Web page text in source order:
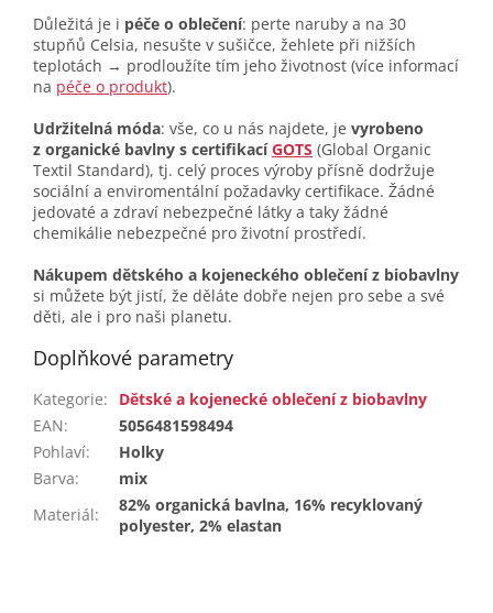
Důležitá je i péče o oblečení: perte naruby a na 30
stupňů Celsia, nesušte v sušičce, žehlete při nižších
teplotách → prodloužíte tím jeho životnost (více informací
na péče o produkt).
Udržitelná móda: vše, co u nás najdete, je vyrobeno
z organické bavlny s certifikacíGOTS (Global Organic
Textil Standard), tj. celý proces výroby přísně dodržuje
sociální a enviromentální požadavky certifikace. Žádné
jedovaté a zdraví nebezpečné látky a taky žádné
chemikálie nebezpečné pro životní prostředí.
Nákupem dětského a kojeneckého oblečení z biobavlny
si můžete být jistí, že děláte dobře nejen pro sebe a své
děti, ale i pro naši planetu.
Doplňkové parametry
Kategorie:
Dětské a kojenecké oblečení z biobavlny
EAN:
5056481598494
Pohlaví:
Holky
Barva:
mix
Materiál:
82% organická bavlna, 16% recyklovaný
polyester, 2% elastan